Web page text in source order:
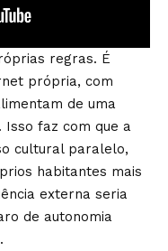
regras. É
própria, com
de uma
faz com que a
cultural paralelo,
habitantes mais
externa seria
de autonomia